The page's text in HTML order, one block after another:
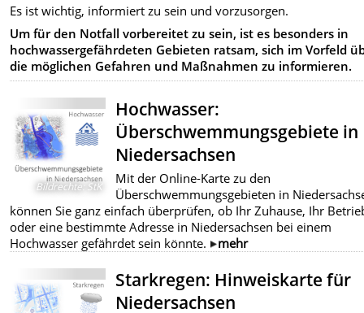
Es ist wichtig, informiert zu sein und vorzusorgen.
Um für den Notfall vorbereitet zu sein, ist es besonders in
hochwassergefährdeten Gebieten ratsam, sich im Vorfeld
die möglichen Gefahren und Maßnahmen zu informieren.
Bildrechte: StK
Hochwasser:
Überschwemmungsgebiete in
Niedersachsen
Mit der Online-Karte zu den
Überschwemmungsgebieten in
können Sie ganz einfach überprüfen, ob Ihr Zuhause, Ihr
oder eine bestimmte Adresse in Niedersachsen bei einem
Hochwasser gefährdet sein könnte.
mehr
Starkregen: Hinweiskarte für
Niedersachsen